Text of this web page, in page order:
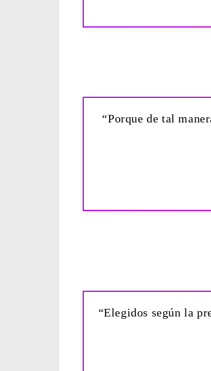
“Porque de tal
“Elegidos según la